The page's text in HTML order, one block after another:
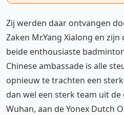
Zij werden daar ontvangen
Zaken Mr.Yang Xialong en zijn
beide enthousiaste
Chinese ambassade is alle
opnieuw te trachten een
dan wel een sterk team uit de
Wuhan, aan de Yonex Dutch